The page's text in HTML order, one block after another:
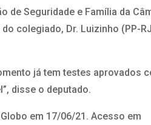
de Seguridade e Família da
colegiado, Dr. Luizinho (PP-
já tem testes aprovados
disse o deputado.
em 17/06/21. Acesso em